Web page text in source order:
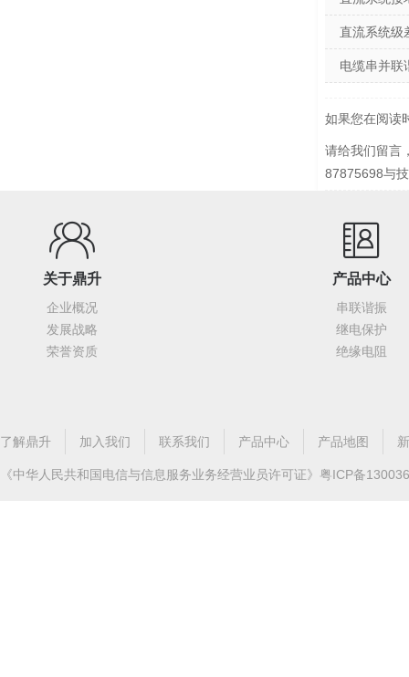
直流系统级
电缆串并联
如果您在阅读
请给我们留言
87875698与
关于鼎升
企业概况
发展战略
荣誉资质
产品中心
串联谐振
继电保护
绝缘电阻
了解鼎升 加入我们 联系我们 产品中心 产品地图
《中华人民共和国电信与信息服务业务经营业员许可证》 粤ICP备